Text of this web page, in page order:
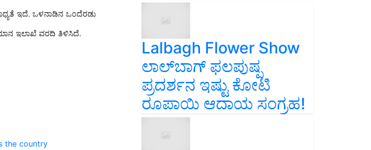
the country
ಇದೆ. ಒಳನಾಡಿನ ಒಂದೆರಡು
ಇಲಾಖೆ ವರದಿ ತಿಳಿಸಿದೆ.
Lalbagh Flower Show
ಲಾಲ್‌ಬಾಗ್ ಫಲಪುಷ್ಪ
ಪ್ರದರ್ಶನ ಇಷ್ಟು ಕೋಟಿ
ರೂಪಾಯಿ ಆದಾಯ ಸಂಗ್ರಹ!